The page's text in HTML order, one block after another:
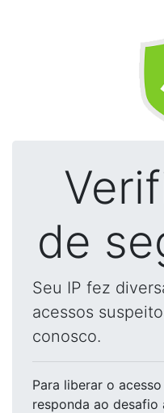
de
Seu IP fez
acessos
conosco.
Para liberar o acesso
responda ao desafio